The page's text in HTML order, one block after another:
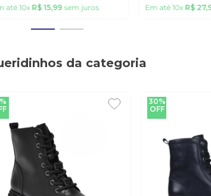
até10x R$ 15,99sem juros Em até10x R$ 27,
da categoria
30%
OFF